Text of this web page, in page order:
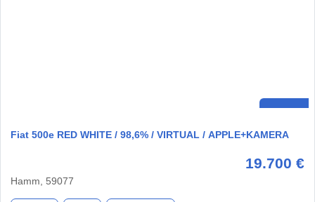
Fiat 500e RED WHITE / 98,6% / VIRTUAL / APPLE+KAMERA
19.700 €
Hamm, 59077